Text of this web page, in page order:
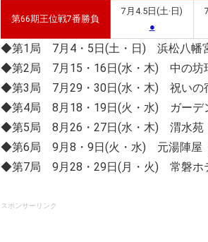
第66期王位戦7番勝負
7月4.5日(土·日)
●
◆第1局 7月4・5日(土・日) 浜松八幡宮
◆第2局 7月15・16日(水・木) 中の坊瑞
◆第3局 7月29・30日(水・木) 祝いの宿
◆第4局 8月18・19日(火・水) ガーデン
◆第5局 8月26・27日(水・木) 渭水苑
◆第6局 9月8・9日(火・水) 元湯陣屋（
◆第7局 9月28・29日(月・火) 常磐ホテ
スポンサーリンク